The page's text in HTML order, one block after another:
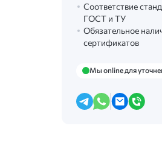
Соответствие
ГОСТ и ТУ
Обязательное
сертификатов
Мы online для